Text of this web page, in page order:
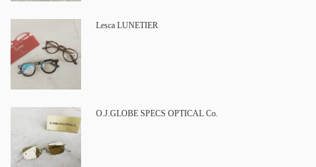
Lesca LUNETIER
O.J.GLOBE SPECS OPTICAL Co.